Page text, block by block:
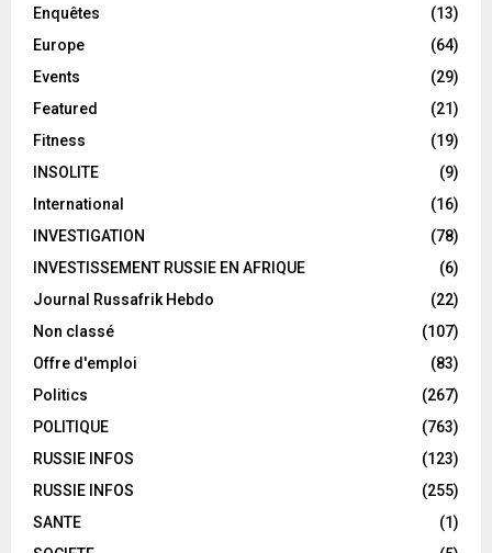
Enquêtes
(13)
Europe
(64)
Events
(29)
Featured
(21)
Fitness
(19)
INSOLITE
(9)
International
(16)
INVESTIGATION
(78)
INVESTISSEMENT RUSSIE EN AFRIQUE
(6)
Journal Russafrik Hebdo
(22)
Non classé
(107)
Offre d'emploi
(83)
Politics
(267)
POLITIQUE
(763)
RUSSIE INFOS
(123)
RUSSIE INFOS
(255)
SANTE
(1)